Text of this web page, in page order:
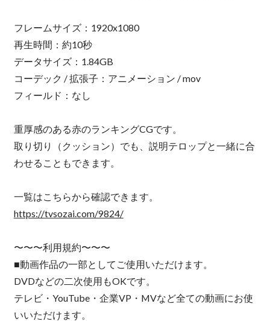
フレームサイズ：1920x1080
再生時間：約10秒
データサイズ：1.84GB
コーデック / 拡張子：アニメーション / mov
フィールド：なし
重厚感のある赤のランキングCGです。
取り切り（クッション）でも、説明テロップと一緒に合
わせることもできます。
一覧はこちらから確認できます。
https://tvsozai.com/9824/
〜〜〜利用規約〜〜〜
■動画作品の一部としてご使用いただけます。
DVDなどの二次使用もOKです。
テレビ・YouTube・企業VP・MVなど全ての動画にお使
いいただけます。